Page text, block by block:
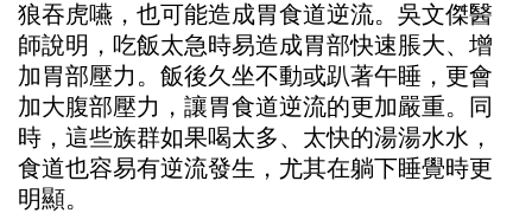
狼吞虎嚥，也可能造成胃食道逆流。吳文傑醫
師說明，吃飯太急時易造成胃部快速脹大、增
加胃部壓力。飯後久坐不動或趴著午睡，更會
加大腹部壓力，讓胃食道逆流的更加嚴重。同
時，這些族群如果喝太多、太快的湯湯水水，
食道也容易有逆流發生，尤其在躺下睡覺時更
明顯。